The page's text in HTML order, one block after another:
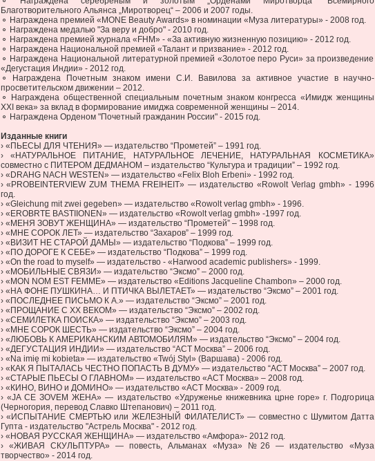
Благотворительного Альянса „Миротворец“ – 2006 и 2007 годы.
⚬ Награждена премией «MONE Beauty Awards» в номинации «Муза литературы» - 2008 год.
⚬ Награждена медалью "За веру и добро" - 2010 год.
⚬ Награждена премией журнала «FHM» - «За активную жизненную позицию» - 2012 год.
⚬ Награждена Национальной премией «Талант и призвание» - 2012 год.
⚬ Награждена Национальной литературной премией «Золотое перо Руси» за произведение
«Дегустация Индии» - 2012 год.
⚬ Награждена Почетным знаком имени С.И. Вавилова за активное участие в научно-
просветительском движении – 2012.
⚬ Награждена общественной специальным почетным знаком конгресса «Имидж женщины
XXI века» за вклад в формирование имиджа современной женщины – 2014.
⚬ Награждена Орденом "Почетный гражданин России" - 2015 год.
Изданные книги
› «ПЬЕСЫ ДЛЯ ЧТЕНИЯ» — издательство “Прометей” – 1991 год.
› «НАТУРАЛЬНОЕ ПИТАНИЕ, НАТУРАЛЬНОЕ ЛЕЧЕНИЕ, НАТУРАЛЬНАЯ КОСМЕТИКА»
совместно с ПИТЕРОМ ДЕДМАНОМ – издательство “Культура и традиции” – 1992 год.
› «DRAHG NACH WESTEN» — издательство «Felix Bloh Erbeni» - 1992 год.
› «PROBEINTERVIEW ZUM THEMA FREIHEIT» — издательство «Rowolt Verlag gmbh» - 1996
год.
› «Gleichung mit zwei gegeben» — издательство «Rowolt verlag gmbh» - 1996.
› «EROBRTE BASTIIONEN» — издательство «Rowolt verlag gmbh» -1997 год.
› «МЕНЯ ЗОВУТ ЖЕНЩИНА» — издательство “Прометей” – 1998 год.
› «МНЕ СОРОК ЛЕТ» — издательство “Захаров” – 1999 год.
› «ВИЗИТ НЕ СТАРОЙ ДАМЫ» — издательство “Подкова” – 1999 год.
› «ПО ДОРОГЕ К СЕБЕ» — издательство “Подкова” – 1999 год.
› «On the road to myself» — издательство - «Harwood academic publishers» - 1999.
› «МОБИЛЬНЫЕ СВЯЗИ» — издательство “Эксмо” – 2000 год.
› «MON NOM EST FEMME» — издательство «Editions Jacqueline Chambon» – 2000 год.
› «НА ФОНЕ ПУШКИНА… И ПТИЧКА ВЫЛЕТАЕТ» — издательство “Эксмо” – 2001 год.
› «ПОСЛЕДНЕЕ ПИСЬМО К А.» — издательство “Эксмо” – 2001 год.
› «ПРОЩАНИЕ С ХХ ВЕКОМ» — издательство “Эксмо” – 2002 год.
› «СЕМИЛЕТКА ПОИСКА» — издательство “Эксмо” – 2003 год.
› «МНЕ СОРОК ШЕСТЬ» — издательство “Эксмо” – 2004 год.
› «ЛЮБОВЬ К АМЕРИКАНСКИМ АВТОМОБИЛЯМ» — издательство “Эксмо” – 2004 год.
› «ДЕГУСТАЦИЯ ИНДИИ» — издательство “АСТ Москва” – 2006 год.
› «Na imię mi kobieta» — издательство «Twój Styl» (Варшава) - 2006 год.
› «КАК Я ПЫТАЛАСЬ ЧЕСТНО ПОПАСТЬ В ДУМУ» — издательство “АСТ Москва” – 2007 год.
› «СТАРЫЕ ПЬЕСЫ О ГЛАВНОМ» — издательство «АСТ Москва» – 2008 год.
› «КИНО, ВИНО и ДОМИНО» — издательство «АСТ Москва» - 2009 год.
› «JA CE ЗОVEM ЖЕНА» — издательство «Удруженье книжевника црне горе» г. Подгорица
(Черногория, перевод Славко Штепанович) – 2011 год.
› «ИСПЫТАНИЕ СМЕРТЬЮ или ЖЕЛЕЗНЫЙ ФИЛАТЕЛИСТ» — совместно с Шумитом Датта
Гупта - издательство "Астрель Москва" - 2012 год.
› «НОВАЯ РУССКАЯ ЖЕНЩИНА» — издательство «Амфора»- 2012 год.
› «ЖИВАЯ СКУЛЬПТУРА» — повесть, Альманах «Муза» №26 — издательство «Муза
творчество» - 2014 год.